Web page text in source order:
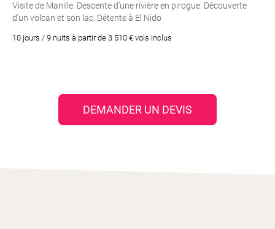
Visite de Manille. Descente d’une rivière en pirogue. Découverte
d’un volcan et son lac. Détente à El Nido
10 jours / 9 nuits à partir de 3 510 € vols inclus
DEMANDER UN DEVIS